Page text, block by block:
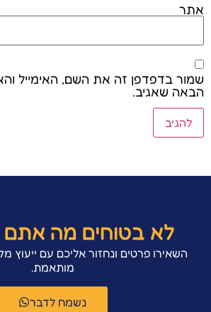
אתר
שמור בדפדפן זה את השם, האימייל
הבאה שאגיב.
לא בטוחים מה אתם
השאירו פרטים ונחזור אליכם עם ייעוץ
מותאמת.
נשמח לדבר